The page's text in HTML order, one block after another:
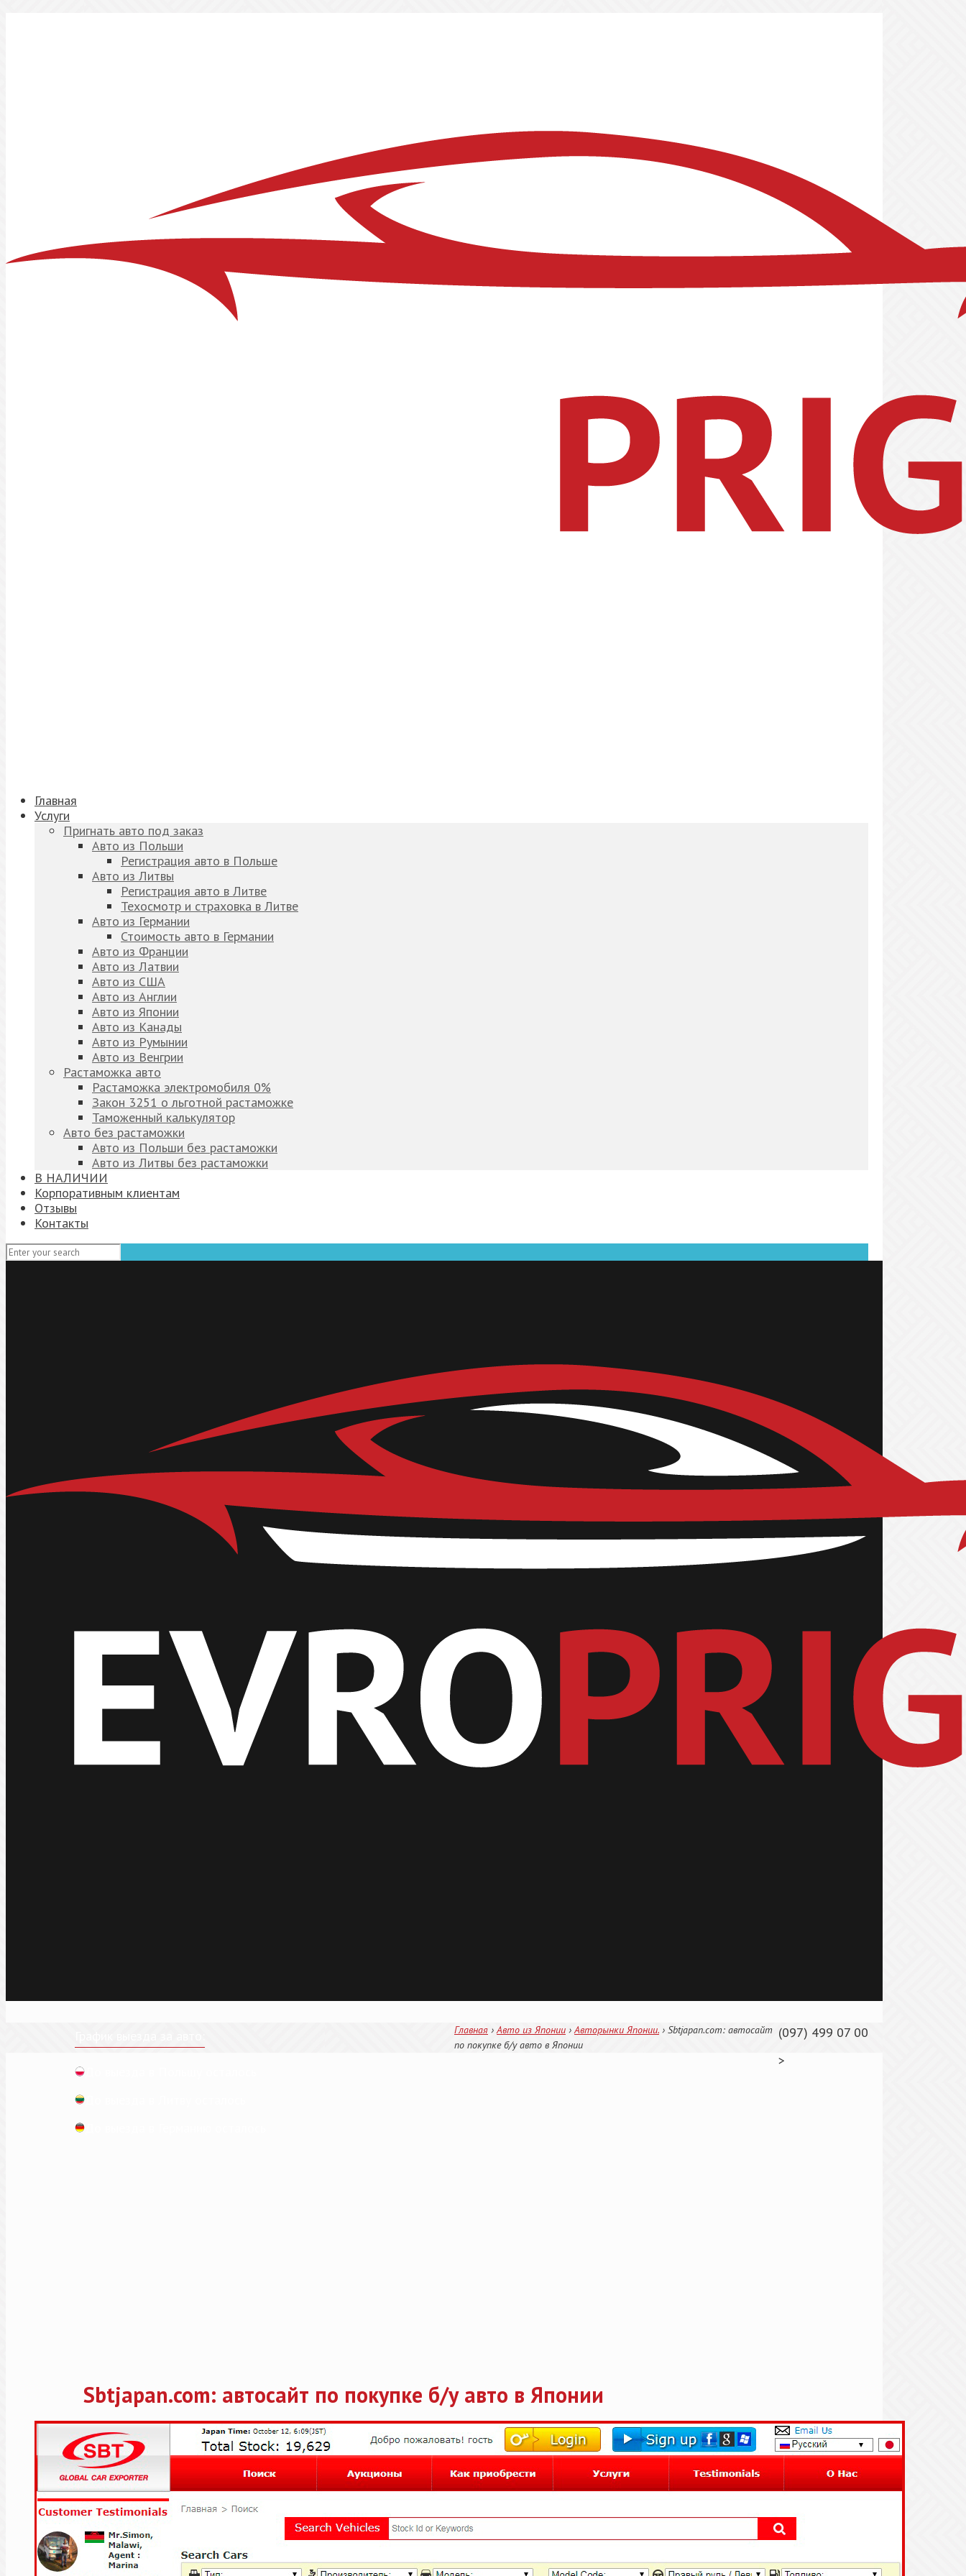
Главная
Услуги
Пригнать авто под заказ
Авто из Польши
Регистрация авто в Польше
Авто из Литвы
Регистрация авто в Литве
Техосмотр и страховка в Литве
Авто из Германии
Стоимость авто в Германии
Авто из Франции
Авто из Латвии
Авто из США
Авто из Англии
Авто из Японии
Авто из Канады
Авто из Румынии
Авто из Венгрии
Растаможка авто
Растаможка электромобиля 0%
Закон 3251 о льготной растаможке
Таможенный калькулятор
Авто без растаможки
Авто из Польши без растаможки
Авто из Литвы без растаможки
В НАЛИЧИИ
Корпоративным клиентам
Отзывы
Контакты
(097) 499 07 00
>
Главная › Авто из Японии › Авторынки Японии. › Sbtjapan.com: автосайт
по покупке б/у авто в Японии
Sbtjapan.com: автосайт по покупке б/у авто в Японии